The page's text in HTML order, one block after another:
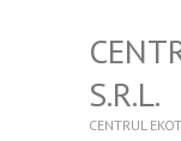
S.R.L.
CENTRUL